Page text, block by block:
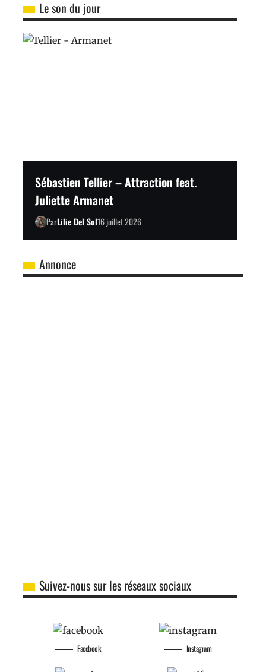
Le son du jour
Sébastien Tellier – Attraction feat.
Juliette Armanet
ParLilie Del Sol16 juillet 2026
Annonce
Suivez-nous sur les réseaux sociaux
Facebook Instagram